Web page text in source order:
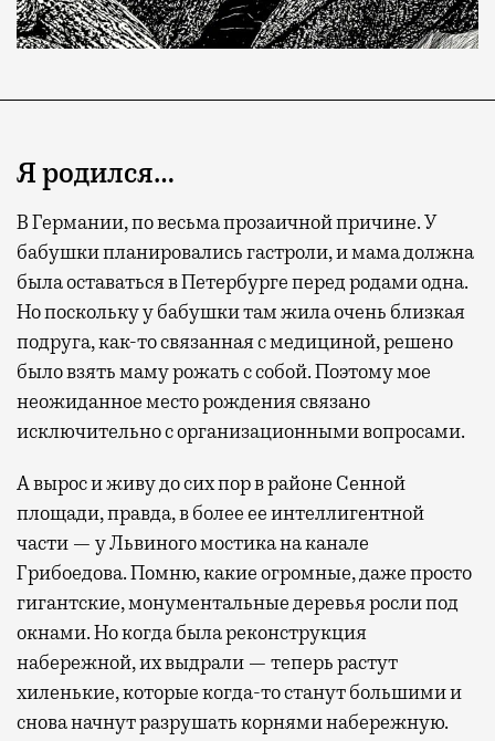
Я родился…
В Германии, по весьма прозаичной причине. У
бабушки планировались гастроли, и мама должна
была оставаться в Петербурге перед родами одна.
Но поскольку у бабушки там жила очень близкая
подруга, как-то связанная с медициной, решено
было взять маму рожать с собой. Поэтому мое
неожиданное место рождения связано
исключительно с организационными вопросами.
А вырос и живу до сих пор в районе Сенной
площади, правда, в более ее интеллигентной
части — у Львиного мостика на канале
Грибоедова. Помню, какие огромные, даже просто
гигантские, монументальные деревья росли под
окнами. Но когда была реконструкция
набережной, их выдрали — теперь растут
хиленькие, которые когда-то станут большими и
снова начнут разрушать корнями набережную.